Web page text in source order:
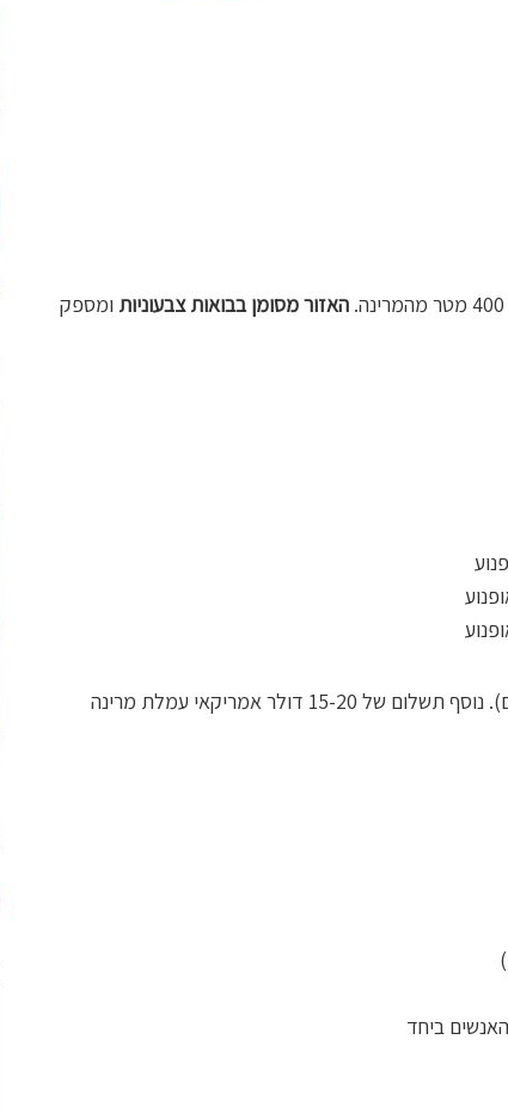
האזור מסומן בבואות צבעוניות ומספק
: המחיר הוא לאופנוע אחד (עד שני אנשים). נוסף תשלום של 15-20 דולר אמריקאי עמלת מרינה